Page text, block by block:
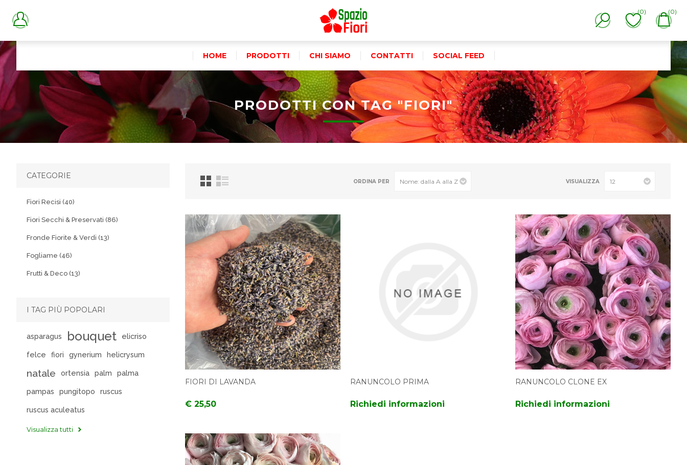
(0) (0)
HOME PRODOTTI CHI SIAMO CONTATTI SOCIAL FEED
PRODOTTI CON TAG "FIORI"
ORDINA PER VISUALIZZA
FIORI DI LAVANDA
€ 25,50
RANUNCOLO PRIMA
Richiedi informazioni
RANUNCOLO CLONE EX
Richiedi informazioni
CATEGORIE
Fiori Recisi (40)
Fiori Secchi & Preservati (86)
Fronde Fiorite & Verdi (13)
Fogliame (46)
Frutti & Deco (13)
I TAG PIÙ POPOLARI
asparagus bouquet elicriso
felce fiori gynerium helicrysum
natale ortensia palm palma
pampas pungitopo ruscus
ruscus aculeatus
Visualizza tutti